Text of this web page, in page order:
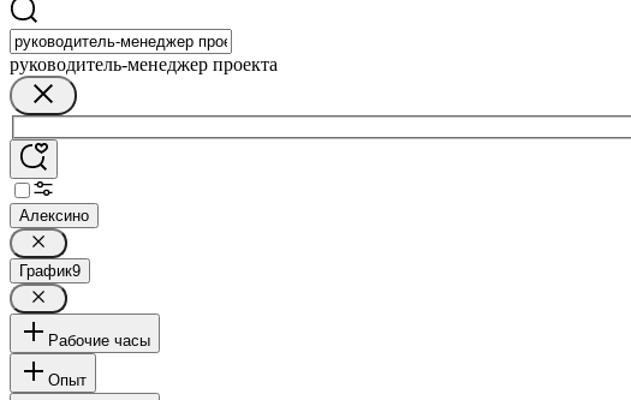
руководитель-менеджер проекта
Алексино
График9
Рабочие часы
Опыт